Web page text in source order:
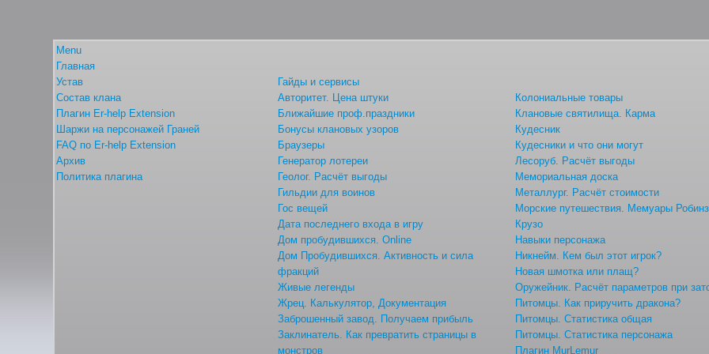
Menu
Главная
Устав
Состав клана
Плагин Er-help Extension
Шаржи на персонажей Граней
FAQ по Er-help Extension
Архив
Политика плагина
Гайды и сервисы
Авторитет. Цена штуки
Ближайшие проф.праздники
Бонусы клановых узоров
Браузеры
Генератор лотереи
Геолог. Расчёт выгоды
Гильдии для воинов
Гос вещей
Дата последнего входа в игру
Дом пробудившихся. Online
Дом Пробудившихся. Активность и сила
фракций
Живые легенды
Жрец. Калькулятор, Документация
Заброшенный завод. Получаем прибыль
Заклинатель. Как превратить страницы в
монстров
Колониальные товары
Клановые святилища. Карма
Кудесник
Кудесники и что они могут
Лесоруб. Расчёт выгоды
Мемориальная доска
Металлург. Расчёт стоимости
Морские путешествия. Мемуары
Крузо
Навыки персонажа
Никнейм. Кем был этот игрок?
Новая шмотка или плащ?
Оружейник. Расчёт параметров при
Питомцы. Как приручить дракона?
Питомцы. Статистика общая
Питомцы. Статистика персонажа
Плагин MurLemur